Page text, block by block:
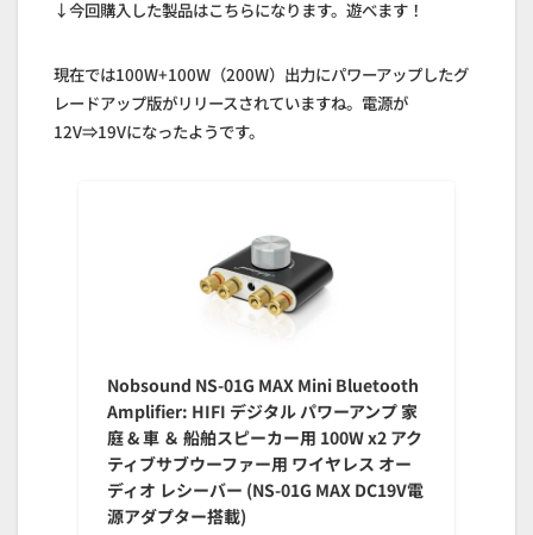
↓今回購入した製品はこちらになります。遊べます！
現在では100W+100W（200W）出力にパワーアップしたグ
レードアップ版がリリースされていますね。電源が
12V⇒19Vになったようです。
Nobsound NS-01G MAX Mini Bluetooth
Amplifier: HIFI デジタル パワーアンプ 家
庭 & 車 ＆ 船舶スピーカー用 100W x2 アク
ティブサブウーファー用 ワイヤレス オー
ディオ レシーバー (NS-01G MAX DC19V電
源アダプター搭載)